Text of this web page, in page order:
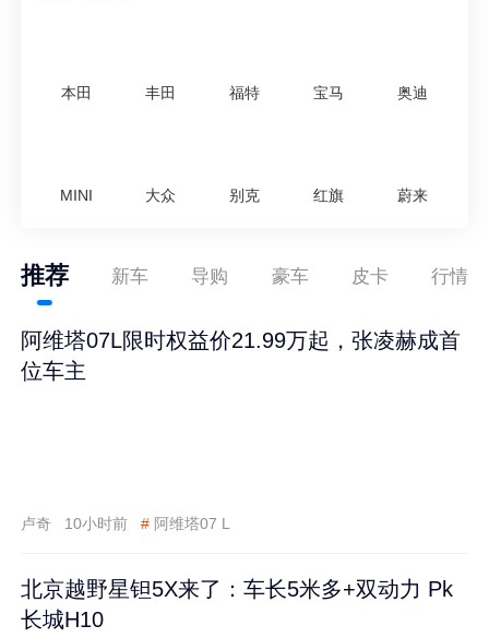
本田 丰田 福特 宝马 奥迪
MINI 大众 别克 红旗 蔚来
推荐 新车 导购 豪车 皮卡 行情
阿维塔07L限时权益价21.99万起，张凌赫成首
位车主
卢奇 10小时前 # 阿维塔07 L
北京越野星钽5X来了：车长5米多+双动力 Pk
长城H10